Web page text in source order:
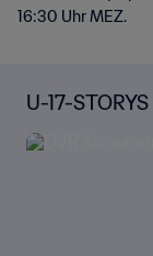
16:30 Uhr MEZ.
U-17-